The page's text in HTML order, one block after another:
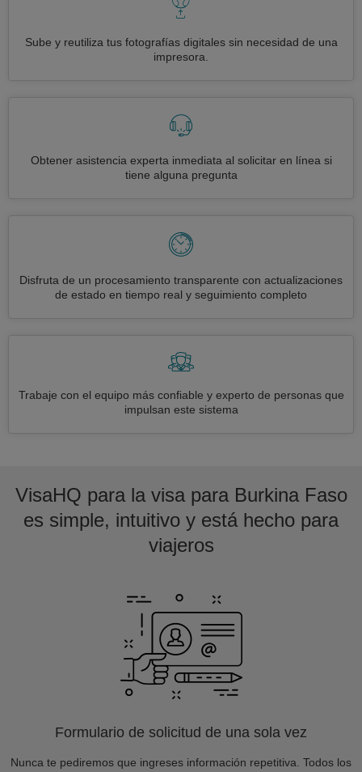
Sube y reutiliza tus fotografías digitales sin necesidad de una
impresora.
Obtener asistencia experta inmediata al solicitar en línea si
tiene alguna pregunta
Disfruta de un procesamiento transparente con actualizaciones
de estado en tiempo real y seguimiento completo
Trabaje con el equipo más confiable y experto de personas que
impulsan este sistema
VisaHQ para la visa para Burkina Faso
es simple, intuitivo y está hecho para
viajeros
Formulario de solicitud de una sola vez
Nunca te pediremos que ingreses información repetitiva. Todos los